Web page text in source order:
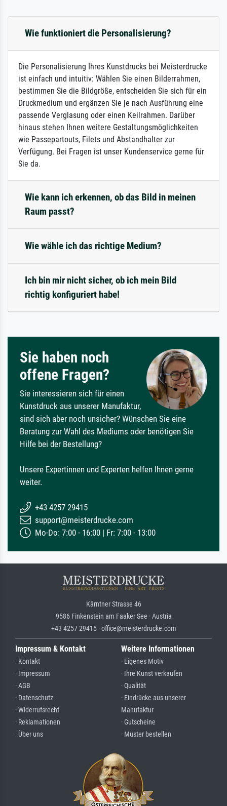
Wie funktioniert die Personalisierung?
Die Personalisierung Ihres Kunstdrucks bei Meisterdrucke
ist einfach und intuitiv: Wählen Sie einen Bilderrahmen,
bestimmen Sie die Bildgröße, entscheiden Sie sich für ein
Druckmedium und ergänzen Sie je nach Ausführung eine
passende Verglasung oder einen Keilrahmen. Darüber
hinaus stehen Ihnen weitere Gestaltungsmöglichkeiten
wie Passepartouts, Filets und Abstandhalter zur
Verfügung. Bei Fragen ist unser Kundenservice gerne für
Sie da.
Wie kann ich erkennen, ob das Bild in meinen
Raum passt?
Wie wähle ich das richtige Medium?
Ich bin mir nicht sicher, ob ich mein Bild
richtig konfiguriert habe!
Sie haben noch
offene Fragen?
Sie interessieren sich für einen
Kunstdruck aus unserer Manufaktur,
sind sich aber noch unsicher? Wünschen Sie eine
Beratung zur Wahl des Mediums oder benötigen Sie
Hilfe bei der Bestellung?
Unsere Expertinnen und Experten helfen Ihnen gerne
weiter.
+43 4257 29415
support@meisterdrucke.com
Mo-Do: 7:00 - 16:00 | Fr: 7:00 - 13:00
Kärntner Strasse 46
9586 Finkenstein am Faaker See · Austria
+43 4257 29415 · office@meisterdrucke.com
Impressum & Kontakt
· Kontakt
· Impressum
· AGB
· Datenschutz
· Widerrufsrecht
· Reklamationen
· Über uns
Weitere Informationen
· Eigenes Motiv
· Ihre Kunst verkaufen
· Qualität
· Eindrücke aus unserer
Manufaktur
· Gutscheine
· Muster bestellen